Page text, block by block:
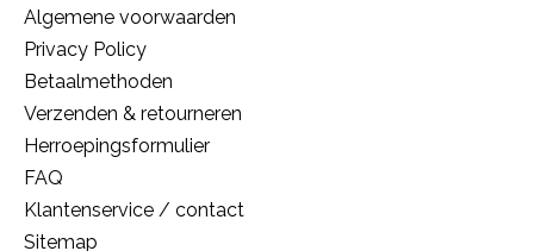
Algemene voorwaarden
Privacy Policy
Betaalmethoden
Verzenden & retourneren
Herroepingsformulier
FAQ
Klantenservice / contact
Sitemap